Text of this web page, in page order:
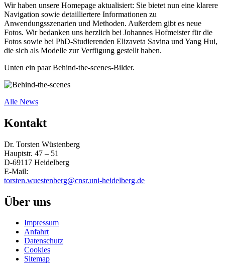
Wir haben unsere Homepage aktualisiert: Sie bietet nun eine klarere
Navigation sowie detailliertere Informationen zu
Anwendungsszenarien und Methoden. Außerdem gibt es neue
Fotos. Wir bedanken uns herzlich bei Johannes Hofmeister für die
Fotos sowie bei PhD-Studierenden Elizaveta Savina und Yang Hui,
die sich als Modelle zur Verfügung gestellt haben.
Unten ein paar Behind-the-scenes-Bilder.
Alle News
Kontakt
Dr. Torsten Wüstenberg
Hauptstr. 47 – 51
D-69117 Heidelberg
E-Mail:
torsten.wuestenberg@cnsr.uni-heidelberg.de
Über uns
Impressum
Anfahrt
Datenschutz
Cookies
Sitemap